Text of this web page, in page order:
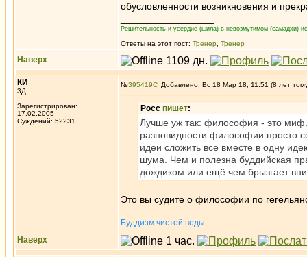
обусловленности возникновения и
Решительность и усердие (шила) в невозмутимом (самадхи)
Ответы на этот пост: Тренер Тренер
Наверх
КИ
3Д
Зарегистрирован:
17.02.2005
Суждений: 52231
№395419 Добавлено: Вс 18 Мар 18, 11:51 (8 лет
Росс пишет:
Лучше уж так: философия - это
разновидности философии просто
идеи сложить все вместе в одну
шума. Чем и полезна буддийская
дождиком или ещё чем брызгает
Это вы судите о философии по
Буддизм чистой воды
Наверх